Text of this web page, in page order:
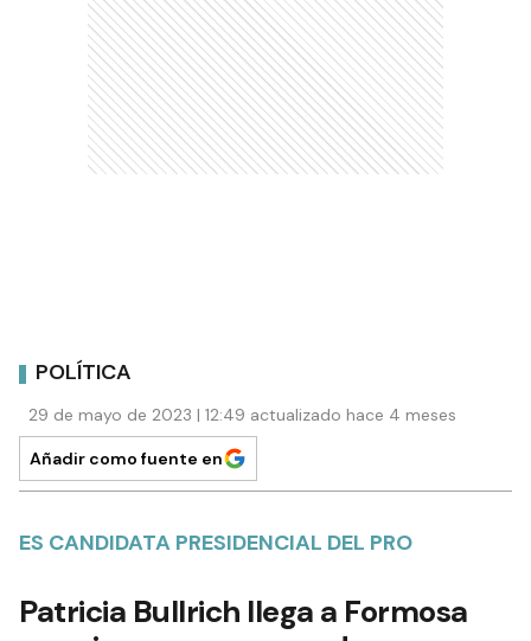
POLÍTICA
29 de mayo de 2023 | 12:49 actualizado hace 4 meses
Añadir como fuente en
ES CANDIDATA PRESIDENCIAL DEL PRO
Patricia Bullrich llega a Formosa